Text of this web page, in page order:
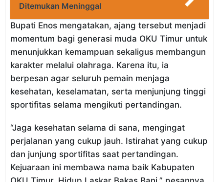
Ditemukan Meninggal
Bupati Enos mengatakan, ajang tersebut menjadi
momentum bagi generasi muda OKU Timur untuk
menunjukkan kemampuan sekaligus membangun
karakter melalui olahraga. Karena itu, ia
berpesan agar seluruh pemain menjaga
kesehatan, keselamatan, serta menjunjung tinggi
sportifitas selama mengikuti pertandingan.
“Jaga kesehatan selama di sana, mengingat
perjalanan yang cukup jauh. Istirahat yang cukup
dan junjung sportifitas saat pertandingan.
Kejuaraan ini membawa nama baik Kabupaten